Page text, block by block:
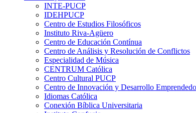
INTE-PUCP
IDEHPUCP
Centro de Estudios Filosóficos
Instituto Riva-Agüero
Centro de Educación Contínua
Centro de Análisis y Resolución de Conflictos
Especialidad de Música
CENTRUM Católica
Centro Cultural PUCP
Centro de Innovación y Desarrollo
Idiomas Católica
Conexión Bíblica Universitaria